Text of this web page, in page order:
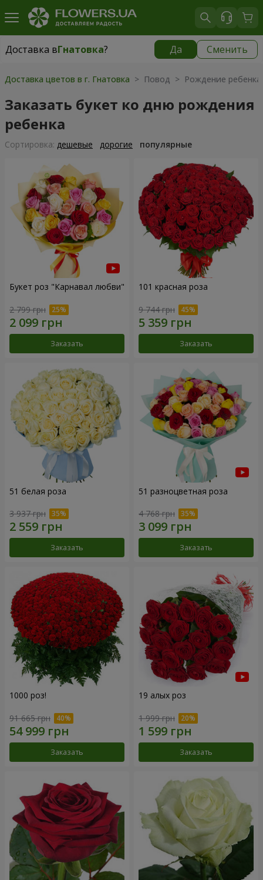
Доставка вГнатовка? Да Сменить
Доставка вГнатовка|
Доставка цветов в г. Гнатовка > Повод > Рождение ребенка
Заказать букет ко дню рождения
ребенка
Cортировка: дешевые дорогие популярные
Букет роз "Карнавал любви"
2 799 грн
Заказать
101 красная роза
9 744 грн
Заказать
51 белая роза
3 937 грн
Заказать
51 разноцветная роза
4 768 грн
Заказать
1000 роз!
91 665 грн
Заказать
19 алых роз
1 999 грн
Заказать